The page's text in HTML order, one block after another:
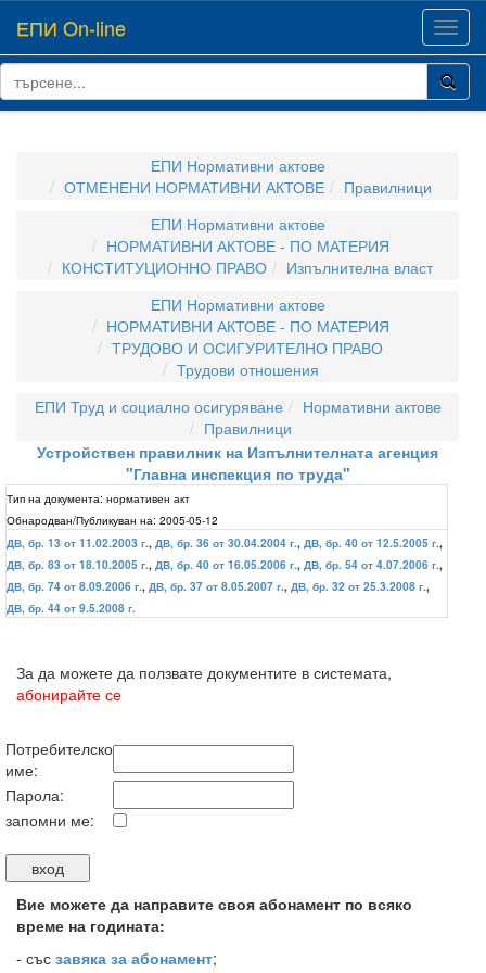
ЕПИ On-line
ЕПИ Нормативни актове
ОТМЕНЕНИ НОРМАТИВНИ АКТОВЕ
Правилници
ЕПИ Нормативни актове
НОРМАТИВНИ АКТОВЕ - ПО МАТЕРИЯ
КОНСТИТУЦИОННО ПРАВО
Изпълнителна власт
ЕПИ Нормативни актове
НОРМАТИВНИ АКТОВЕ - ПО МАТЕРИЯ
ТРУДОВО И ОСИГУРИТЕЛНО ПРАВО
Трудови отношения
ЕПИ Труд и социално осигуряване
Нормативни актове
Правилници
Устройствен правилник на Изпълнителната агенция
"Главна инспекция по труда"
Тип на документа: нормативен акт
Обнародван/Публикуван на: 2005-05-12
ДВ, бр. 13 от 11.02.2003 г., ДВ, бр. 36 от 30.04.2004 г., ДВ, бр. 40 от 12.5.2005 г.,
ДВ, бр. 83 от 18.10.2005 г., ДВ, бр. 40 от 16.05.2006 г., ДВ, бр. 54 от 4.07.2006 г.,
ДВ, бр. 74 от 8.09.2006 г., ДВ, бр. 37 от 8.05.2007 г., ДВ, бр. 32 от 25.3.2008 г.,
ДВ, бр. 44 от 9.5.2008 г.
За да можете да ползвате документите в системата,
абонирайте се
Потребителско
име:
Парола:
запомни ме:
Вие можете да направите своя абонамент по всяко
време на годината:
- със завяка за абонамент;